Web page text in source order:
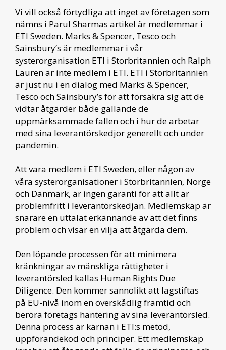
Vi vill också förtydliga att inget av företagen som
nämns i Parul Sharmas artikel är medlemmar i
ETI Sweden. Marks & Spencer, Tesco och
Sainsbury’s är medlemmar i vår
systerorganisation ETI i Storbritannien och Ralph
Lauren är inte medlem i ETI. ETI i Storbritannien
är just nu i en dialog med Marks & Spencer,
Tesco och Sainsbury’s för att försäkra sig att de
vidtar åtgärder både gällande de
uppmärksammade fallen och i hur de arbetar
med sina leverantörskedjor generellt och under
pandemin.
Att vara medlem i ETI Sweden, eller någon av
våra systerorganisationer i Storbritannien, Norge
och Danmark, är ingen garanti för att allt är
problemfritt i leverantörskedjan. Medlemskap är
snarare en uttalat erkännande av att det finns
problem och visar en vilja att åtgärda dem.
Den löpande processen för att minimera
kränkningar av mänskliga rättigheter i
leverantörsled kallas Human Rights Due
Diligence. Den kommer sannolikt att lagstiftas
på EU-nivå inom en överskådlig framtid och
beröra företags hantering av sina leverantörsled.
Denna process är kärnan i ETI:s metod,
uppförandekod och principer. Ett medlemskap